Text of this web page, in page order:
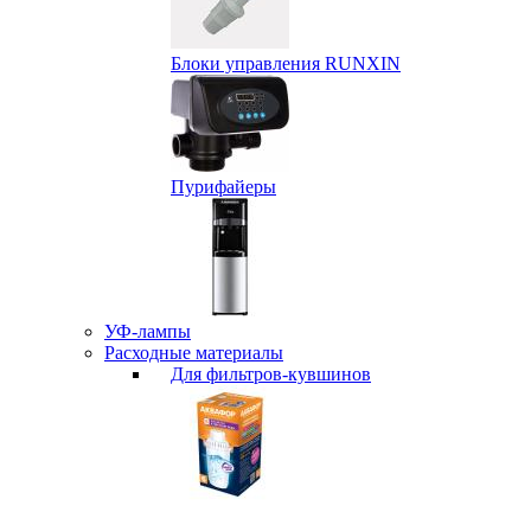
Блоки управления RUNXIN
Пурифайеры
УФ-лампы
Расходные материалы
Для фильтров-кувшинов